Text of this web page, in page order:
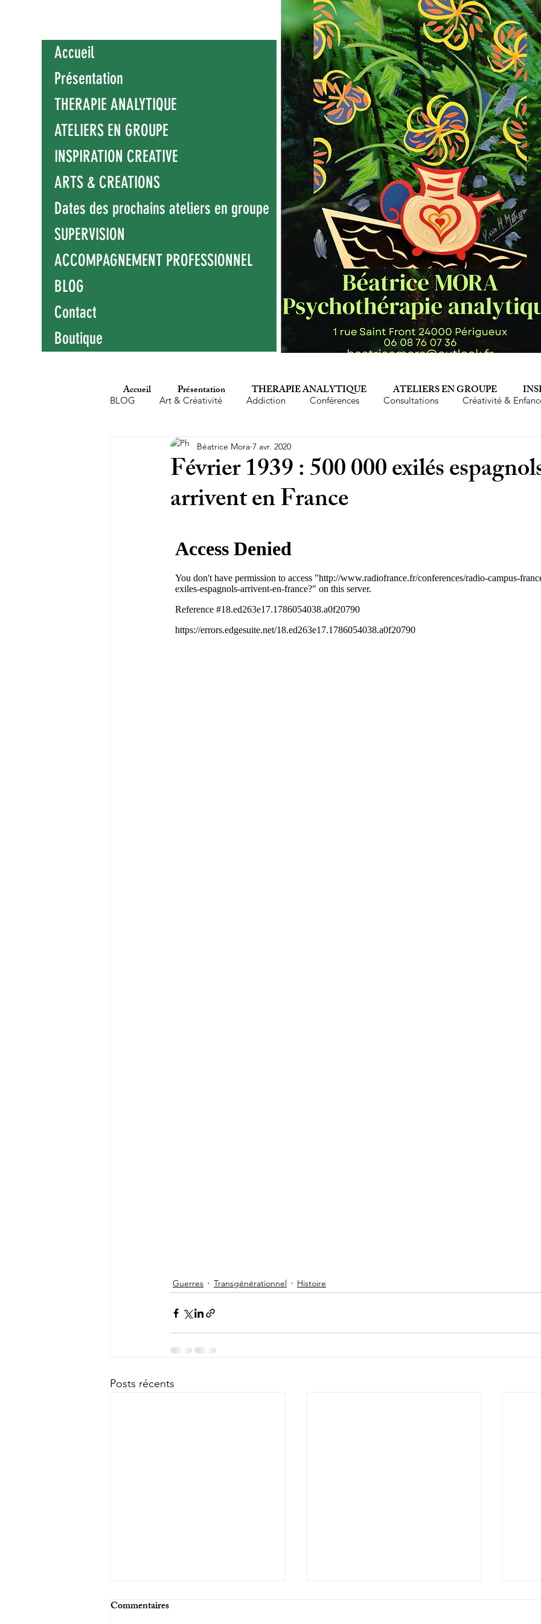
Accueil
Présentation
THERAPIE ANALYTIQUE
ATELIERS EN GROUPE
INSPIRATION CREATIVE
ARTS & CREATIONS
Dates des prochains ateliers en groupe
SUPERVISION
ACCOMPAGNEMENT PROFESSIONNEL
BLOG
Contact
Boutique
BLOG Art & Créativité Addiction Conférences Consultations Créativité &
Education populaire Enfants
Hypersensibilité Littérature Mère Parents
Psychothérapie institutionnelle Réflexions
Traumatisme Travail Violences sexuelles Winnicott
Février 1939 : 500 000 exilés
arrivent en France
Béatrice Mora 7 avr. 2020
Guerres Transgénérationnel Histoire
Posts récents
Commentaires
Accueil Présentation THERAPIE ANALYTIQUE ATELIERS EN GROUPE